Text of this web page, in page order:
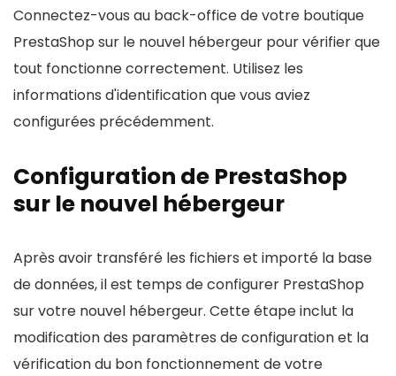
Connectez-vous au back-office de votre boutique
PrestaShop sur le nouvel hébergeur pour vérifier que
tout fonctionne correctement. Utilisez les
informations d'identification que vous aviez
configurées précédemment.
Configuration de PrestaShop
sur le nouvel hébergeur
Après avoir transféré les fichiers et importé la base
de données, il est temps de configurer PrestaShop
sur votre nouvel hébergeur. Cette étape inclut la
modification des paramètres de configuration et la
vérification du bon fonctionnement de votre